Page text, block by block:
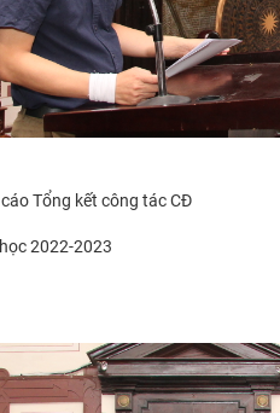
Tổng kết công tác CĐ
2022-2023